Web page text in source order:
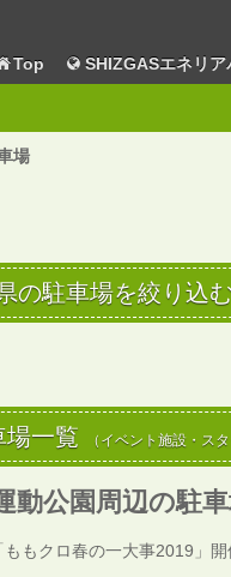
Top SHIZGASエネリ
場
の駐車場を絞り込む
場一覧 （イベント施設・ス
動公園周辺の駐
もクロ春の一大事2019」